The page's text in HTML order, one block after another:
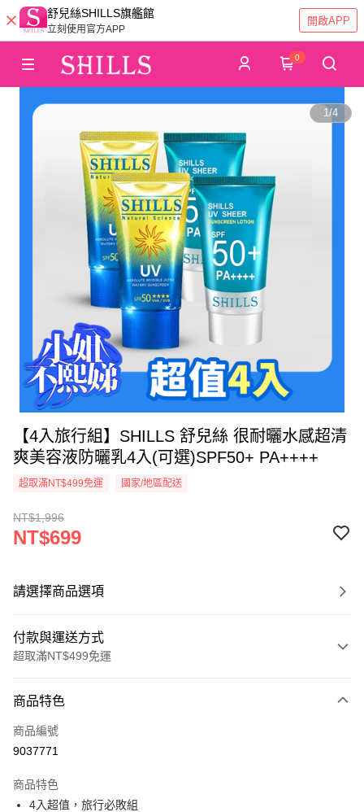
舒兒絲SHILLS旗艦館
立刻使用官方APP
開啟APP
0
1/4
【4入旅行組】SHILLS 舒兒絲 很耐曬水感超清
爽美容液防曬乳4入(可選)SPF50+ PA++++
超取滿NT$499免運 國家/地區配送
NT$1,996
NT$699
請選擇商品選項
付款與運送方式
超取滿NT$499免運
信用卡一次付款
超商取貨付款
Apple Pay
商品特色
商品編號
9037771
商品特色
4入超值，旅行必敗組